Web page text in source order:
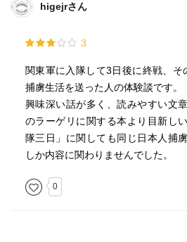
higejrさん
3
関東軍に入隊して3日後に終戦、そ
捕虜生活を送った人の体験談です。
興味深い話が多く、読みやすい文
のラーゲリに関する本より目新し
隊三日」に関しても同じ日本人捕
しか内容に関わりませんでした。
0